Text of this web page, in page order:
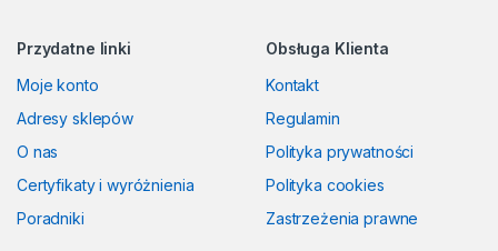
Przydatne linki
Moje konto
Adresy sklepów
O nas
Certyfikaty i wyróżnienia
Poradniki
Obsługa Klienta
Kontakt
Regulamin
Polityka prywatności
Polityka cookies
Zastrzeżenia prawne